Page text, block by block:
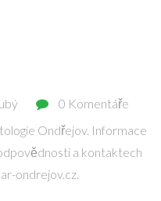
0 Komentáře
Ondřejov. Informace
a kontaktech
ondrejov.cz.